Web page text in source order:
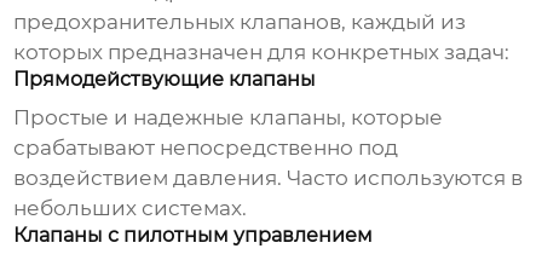
предохранительных клапанов, каждый из
которых предназначен для конкретных задач:
Прямодействующие клапаны
Простые и надежные клапаны, которые
срабатывают непосредственно под
воздействием давления. Часто используются в
небольших системах.
Клапаны с пилотным управлением